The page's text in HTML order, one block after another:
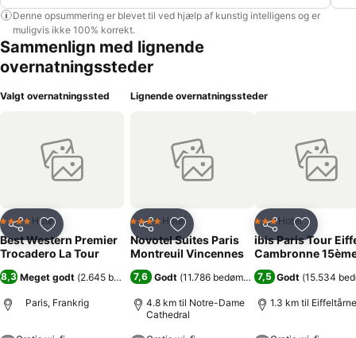
Denne opsummering er blevet til ved hjælp af kunstig intelligens og er
muligvis ikke 100% korrekt.
Sammenlign med lignende
overnatningssteder
Valgt overnatningssted
Del Føj til favoritter
4 StjernerHotel
Best Western Premier
Trocadero La Tour
8,3 Meget godt (2.645 bedømmelser)
Paris, Frankrig
Lignende overnatningssteder
Del Føj til favoritter
4 StjernerHotel
Novotel Suites Paris
Montreuil Vincennes
7,6 Godt (11.786 bedømmelser )
4.8 km til Notre-Dame
Cathedral
Del Føj til
3 Stjerner
Hotel
ibis Paris Tour
Cambronne
7,5 Godt (15.534
1.3 km til